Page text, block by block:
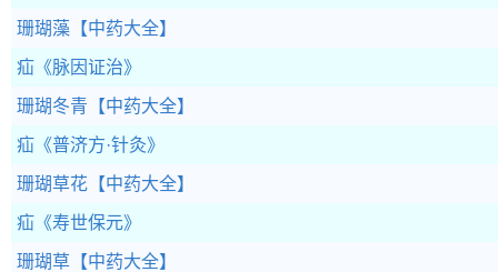
珊瑚藻 【中药大全】
疝 《脉因证治》
珊瑚冬青 【中药大全】
疝 《普济方·针灸》
珊瑚草花 【中药大全】
疝 《寿世保元》
珊瑚草 【中药大全】